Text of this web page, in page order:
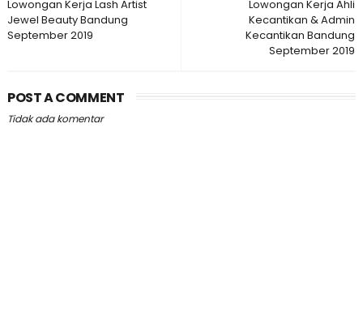
Lowongan Kerja Ahli
Kecantikan & Admin
Kecantikan Bandung
September 2019
Lowongan Kerja Lash Artist
Jewel Beauty Bandung
September 2019
POST A COMMENT
Tidak ada komentar